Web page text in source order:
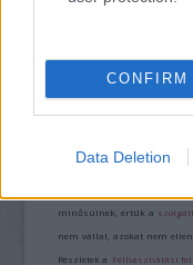
CONFIRM
Data Deletion
A bejegyzés
Kommentek:
minősülnek, értük a
nem vállal, azokat nem
Részletek a Felhasználási